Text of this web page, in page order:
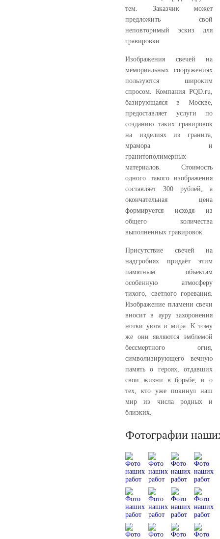
тем. Заказчик может
предложить свой
неповторимый эскиз для
гравировки.
Изображения свечей на
мемориальных сооружениях
пользуются широким
спросом. Компания PQD.ru,
базирующаяся в Москве,
предоставляет услуги по
созданию таких гравировок
на изделиях из гранита,
мрамора и
гранитополимерных
материалов. Стоимость
одного такого изображения
составляет 300 рублей, а
окончательная цена
формируется исходя из
общего количества
выполненных гравировок.
Присутствие свечей на
надгробиях придаёт этим
памятным объектам
особенную атмосферу
тихого, светлого горевания.
Изображение пламени свечи
вносит в ауру захоронения
нотки уюта и мира. К тому
же они являются эмблемой
бессмертного огня,
символизирующего вечную
память о героях, отдавших
свои жизни в борьбе, и о
тех, кто уже покинул наш
мир из числа родных и
близких.
Фотографии